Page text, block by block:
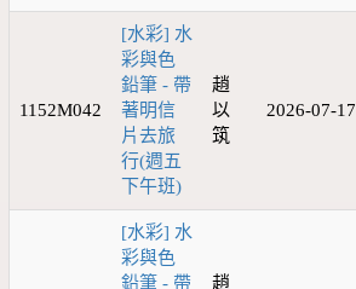
1152M042
[水彩] 水
彩與色
鉛筆 - 帶
著明信
片去旅
行(週五
下午班)
趙
以
筑
2026-07-17
[水彩] 水
彩與色
鉛筆 - 帶
趙